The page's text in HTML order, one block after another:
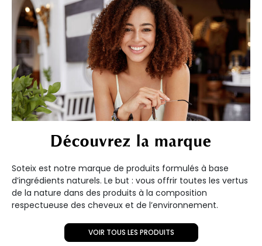
Découvrez la marque
Soteix est notre marque de produits formulés à base
d’ingrédients naturels. Le but : vous offrir toutes les vertus
de la nature dans des produits à la composition
respectueuse des cheveux et de l’environnement.
VOIR TOUS LES PRODUITS